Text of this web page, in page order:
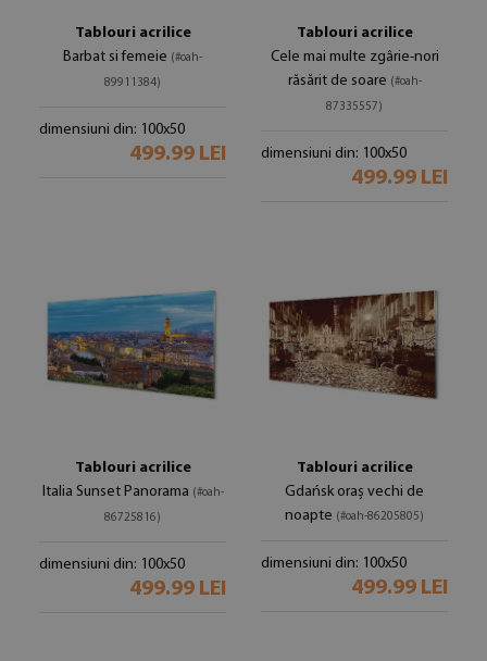
Tablouri acrilice
Barbat si femeie (#oah-
89911384)
dimensiuni din: 100x50
499.99 LEI
Tablouri acrilice
Cele mai multe zgârie-nori
răsărit de soare (#oah-
87335557)
dimensiuni din: 100x50
499.99 LEI
Tablouri acrilice
Italia Sunset Panorama (#oah-
86725816)
dimensiuni din: 100x50
499.99 LEI
Tablouri acrilice
Gdańsk oraș vechi de
noapte (#oah-86205805)
dimensiuni din: 100x50
499.99 LEI